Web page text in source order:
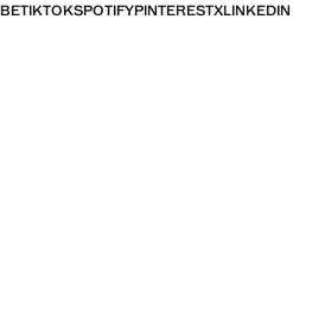
TIKTOKSPOTIFYPINTERESTXLINKEDIN